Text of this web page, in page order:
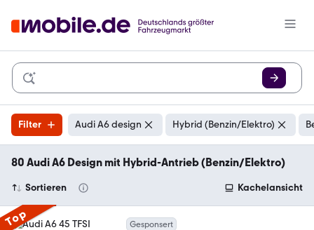
Filter Audi A6 design Hybrid (Benzin/Elektro)
80 Audi A6 Design mit Hybrid-Antrieb (Benzin/Elektro)
Sortieren Kachelansicht
Top Gesponsert